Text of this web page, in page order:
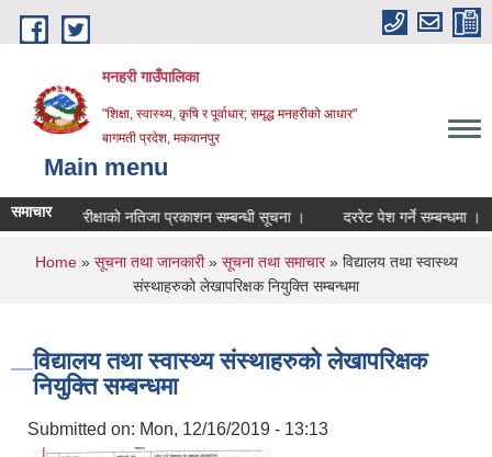
Skip to main content
मनहरी गाउँपालिका
"शिक्षा, स्वास्थ्य, कृषि र पूर्वाधार; समृद्ध मनहरीको आधार"
बागमती प्रदेश, मकवानपुर
Main menu
समाचारपरीक्षाको नतिजा प्रकाशन सम्बन्धी सूचना । दररेट पेश गर्ने सम्बन्धमा ।
You are here
Home» सूचना तथा जानकारी» सूचना तथा समाचार» विद्यालय तथा स्वास्थ्य
संस्थाहरुको लेखापरिक्षक नियुक्ति सम्बन्धमा
विद्यालय तथा स्वास्थ्य संस्थाहरुको लेखापरिक्षक
नियुक्ति सम्बन्धमा
Submitted on: Mon, 12/16/2019 - 13:13